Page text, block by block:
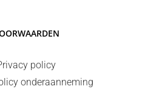
policy
onderaanneming